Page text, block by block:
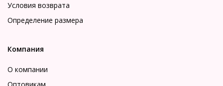
Условия возврата
Определение размера
Компания
О компании